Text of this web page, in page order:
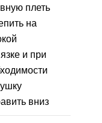
плеть
на
и при
вниз